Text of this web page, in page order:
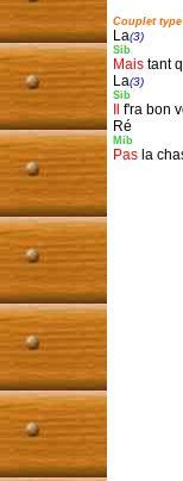
Couplet
La(3)
Sib
Mais tant
La(3)
Sib
f'ra bon
Mib
Pas la